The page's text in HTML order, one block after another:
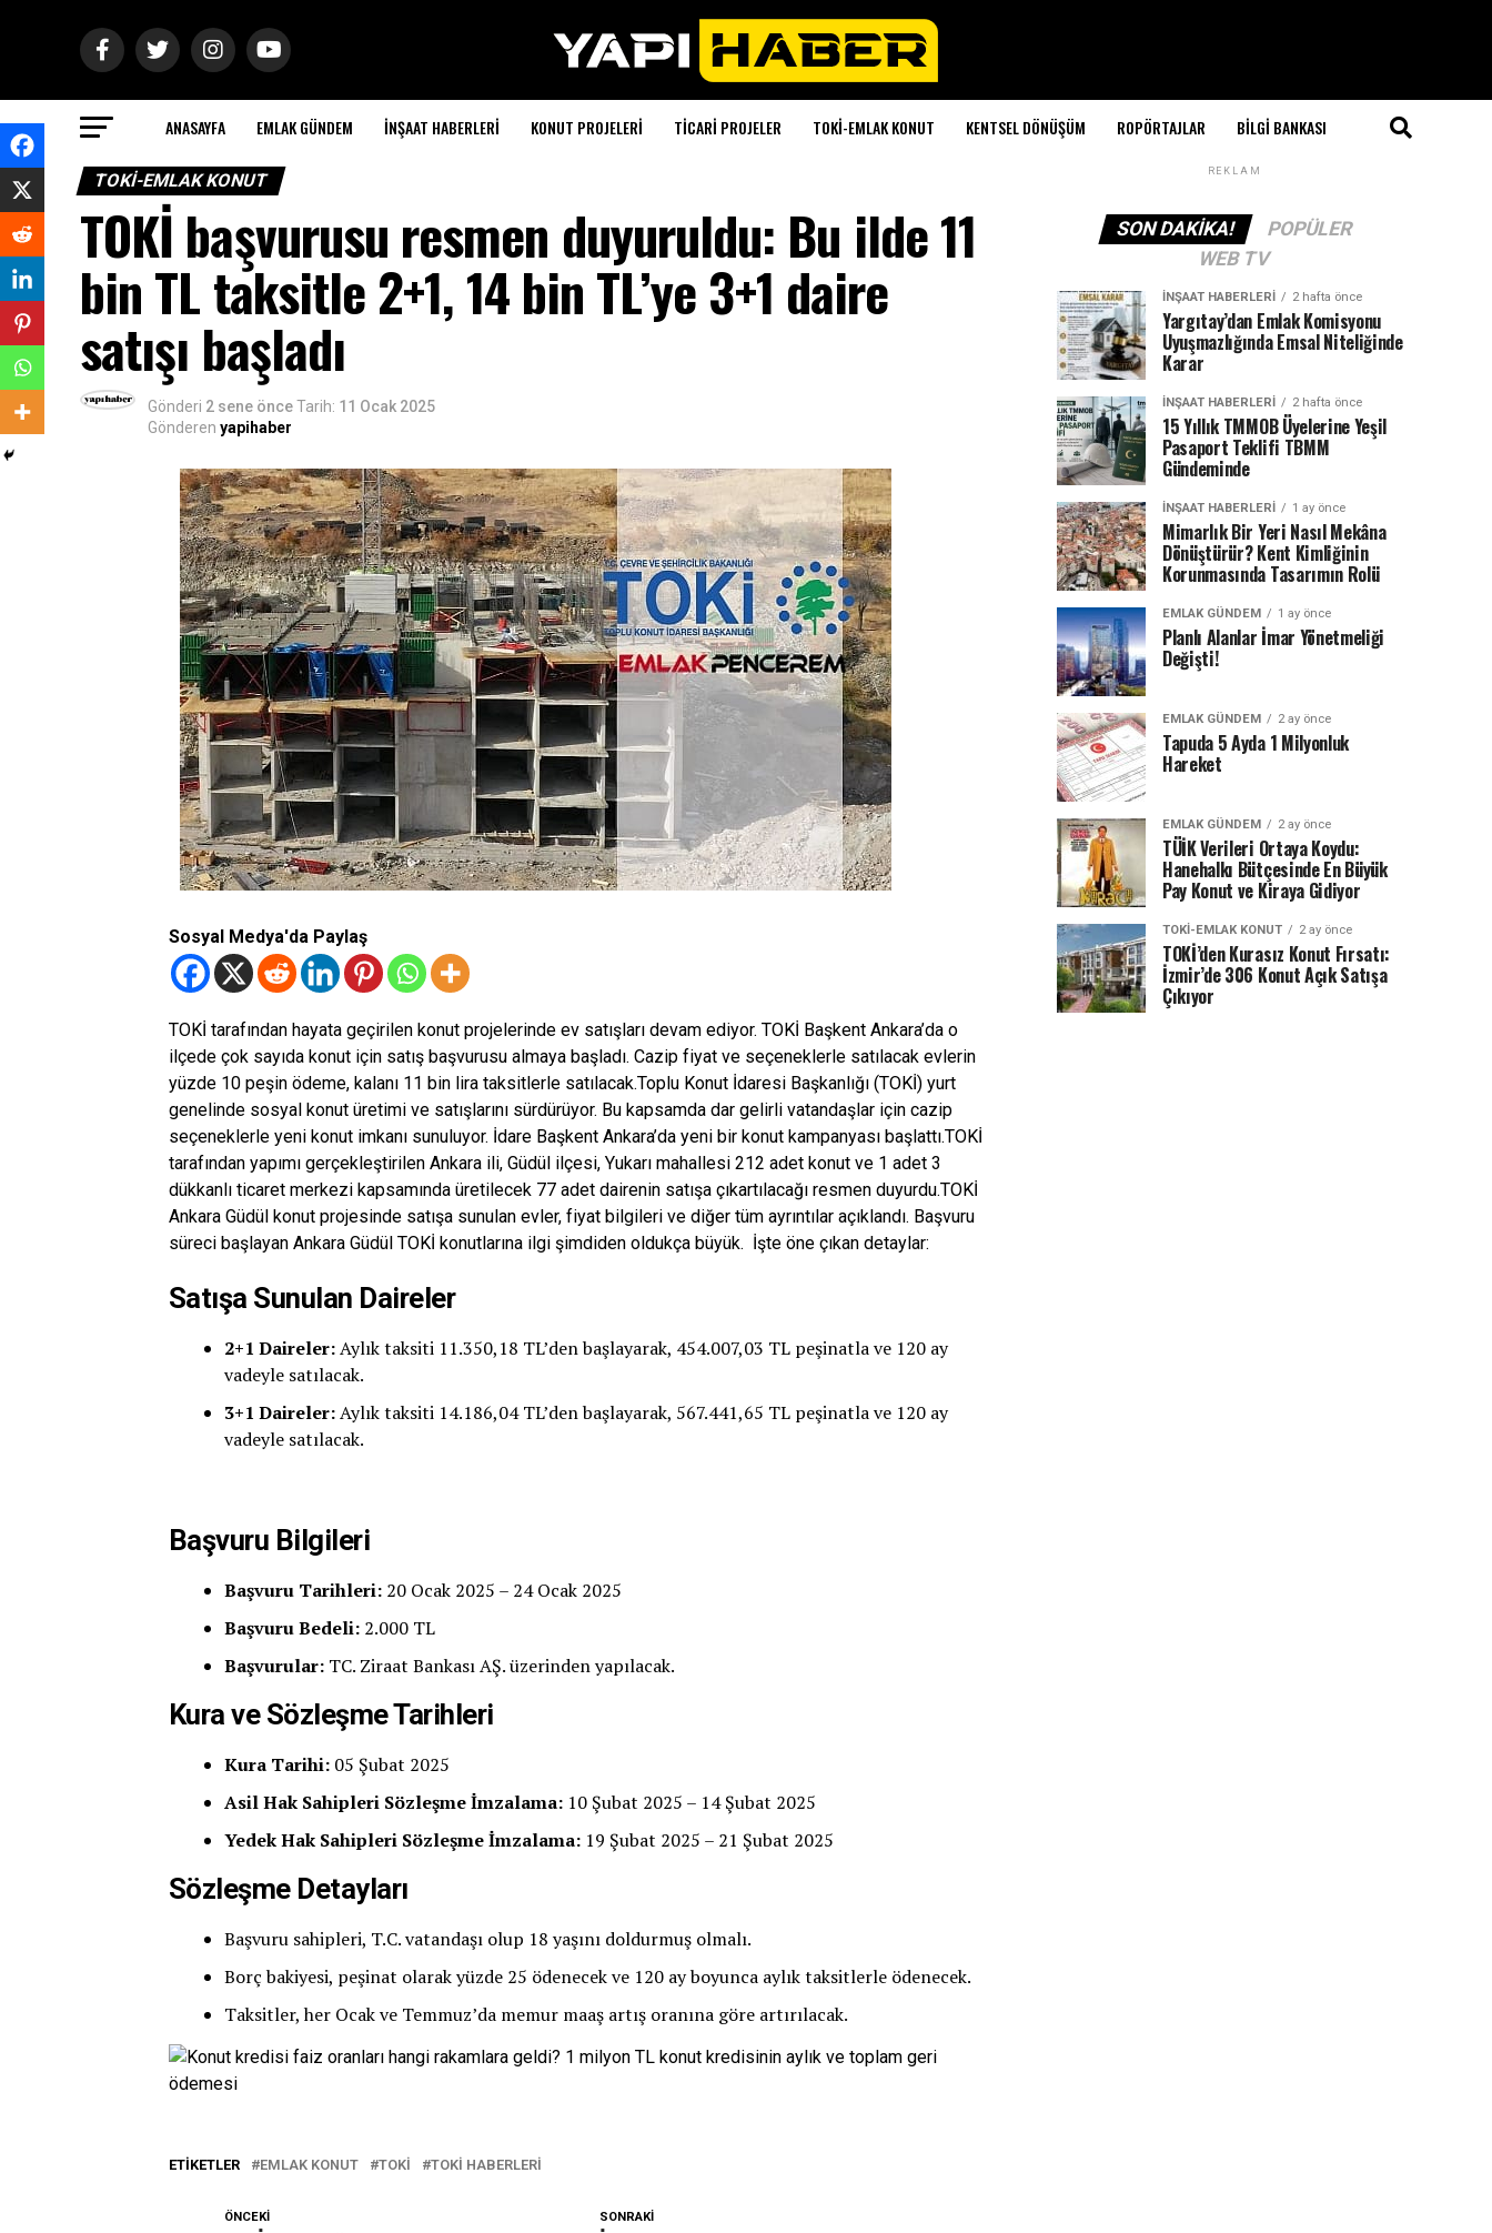
ANASAYFA EMLAK GÜNDEM İNŞAAT HABERLERI KONUT PROJELERI TICARI PROJELER TOKI-EMLAK KONUT KENTSEL DÖNÜŞÜM ROPÖRTAJLAR BILGI BANKASI
TOKI-EMLAK KONUT
TOKİ başvurusu resmen duyuruldu: Bu ilde 11
bin TL taksitle 2+1, 14 bin TL’ye 3+1 daire
satışı başladı
Gönderi 2 sene önceTarih: 11 Ocak 2025
Gönderen yapihaber
Sosyal Medya'da Paylaş
TOKİ tarafından hayata geçirilen konut projelerinde ev satışları devam ediyor. TOKİ Başkent Ankara’da o
ilçede çok sayıda konut için satış başvurusu almaya başladı. Cazip fiyat ve seçeneklerle satılacak evlerin
yüzde 10 peşin ödeme, kalanı 11 bin lira taksitlerle satılacak.Toplu Konut İdaresi Başkanlığı (TOKİ) yurt
genelinde sosyal konut üretimi ve satışlarını sürdürüyor. Bu kapsamda dar gelirli vatandaşlar için cazip
seçeneklerle yeni konut imkanı sunuluyor. İdare Başkent Ankara’da yeni bir konut kampanyası başlattı.TOKİ
tarafından yapımı gerçekleştirilen Ankara ili, Güdül ilçesi, Yukarı mahallesi 212 adet konut ve 1 adet 3
dükkanlı ticaret merkezi kapsamında üretilecek 77 adet dairenin satışa çıkartılacağı resmen duyurdu.TOKİ
Ankara Güdül konut projesinde satışa sunulan evler, fiyat bilgileri ve diğer tüm ayrıntılar açıklandı. Başvuru
süreci başlayan Ankara Güdül TOKİ konutlarına ilgi şimdiden oldukça büyük. İşte öne çıkan detaylar:
Satışa Sunulan Daireler
2+1 Daireler:Aylık taksiti 11.350,18 TL’den başlayarak, 454.007,03 TL peşinatla ve 120 ay
vadeyle satılacak.
3+1 Daireler:Aylık taksiti 14.186,04 TL’den başlayarak, 567.441,65 TL peşinatla ve 120 ay
vadeyle satılacak.
Başvuru Bilgileri
Başvuru Tarihleri: 20 Ocak 2025 – 24 Ocak 2025
Başvuru Bedeli: 2.000 TL
Başvurular: TC. Ziraat Bankası AŞ. üzerinden yapılacak.
Kura ve Sözleşme Tarihleri
Kura Tarihi: 05 Şubat 2025
Asil Hak Sahipleri Sözleşme İmzalama: 10 Şubat 2025 – 14 Şubat 2025
Yedek Hak Sahipleri Sözleşme İmzalama: 19 Şubat 2025 – 21 Şubat 2025
Sözleşme Detayları
Başvuru sahipleri, T.C. vatandaşı olup 18 yaşını doldurmuş olmalı.
Borç bakiyesi, peşinat olarak yüzde 25 ödenecek ve 120 ay boyunca aylık taksitlerle ödenecek.
Taksitler, her Ocak ve Temmuz’da memur maaş artış oranına göre artırılacak.
ETIKETLER EMLAK KONUT TOKİ TOKI HABERLERI
SONRAKI
ÖNCEKI
REKLAM
SON DAKIKA!
POPÜLER
WEB TV
İNŞAAT HABERLERI 2 hafta önce
Yargıtay’dan Emlak Komisyonu
Uyuşmazlığında Emsal Niteliğinde
Karar
İNŞAAT HABERLERI 2 hafta önce
15 Yıllık TMMOB Üyelerine Yeşil
Pasaport Teklifi TBMM
Gündeminde
İNŞAAT HABERLERI 1 ay önce
Mimarlık Bir Yeri Nasıl Mekâna
Dönüştürür? Kent Kimliğinin
Korunmasında Tasarımın Rolü
EMLAK GÜNDEM 1 ay önce
Planlı Alanlar İmar Yönetmeliği
Değişti!
EMLAK GÜNDEM 2 ay önce
Tapuda 5 Ayda 1 Milyonluk
Hareket
EMLAK GÜNDEM 2 ay önce
TÜİK Verileri Ortaya Koydu:
Hanehalkı Bütçesinde En Büyük
Pay Konut ve Kiraya Gidiyor
TOKI-EMLAK KONUT 2 ay önce
TOKİ’den Kurasız Konut Fırsatı:
İzmir’de 306 Konut Açık Satışa
Çıkıyor